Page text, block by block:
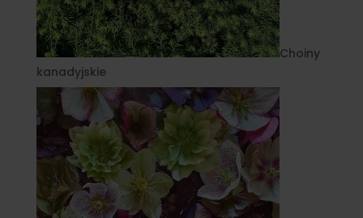
Choiny
kanadyjskie